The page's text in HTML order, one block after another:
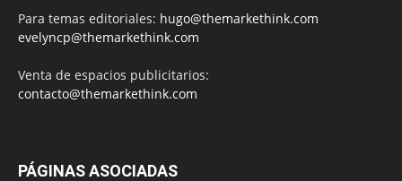
Para temas editoriales: hugo@themarkethink.com
evelyncp@themarkethink.com
Venta de espacios publicitarios:
contacto@themarkethink.com
PÁGINAS ASOCIADAS